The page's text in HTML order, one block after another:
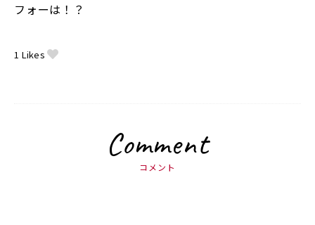
フォーは！？
1 Likes
Comment
コメント